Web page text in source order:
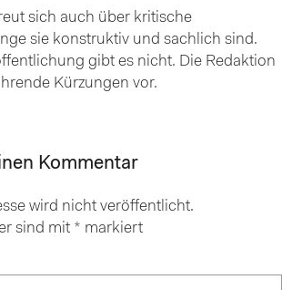
sich auch über kritische
sie konstruktiv und sachlich sind.
gibt es nicht. Die Redaktion
Kürzungen vor.
Kommentar
wird nicht veröffentlicht.
sind mit * markiert